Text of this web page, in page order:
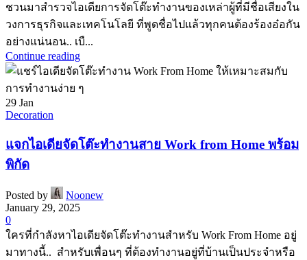
ชวนมาสำรวจไอเดียการจัดโต๊ะทำงานของเหล่าผู้ที่มีชื่อเสียงใน
วงการธุรกิจและเทคโนโลยี ที่พูดชื่อไปแล้วทุกคนต้องร้องอ๋อกัน
อย่างแน่นอน.. เบื...
Continue reading
29 Jan
Decoration
แจกไอเดียจัดโต๊ะทำงานสาย Work from Home พร้อม
พิกัด
Posted by
Noonew
January 29, 2025
0
ใครที่กำลังหาไอเดียจัดโต๊ะทำงานสำหรับ Work From Home อยู่
มาทางนี้.. สำหรับเพื่อนๆ ที่ต้องทำงานอยู่ที่บ้านเป็นประจำหรือ